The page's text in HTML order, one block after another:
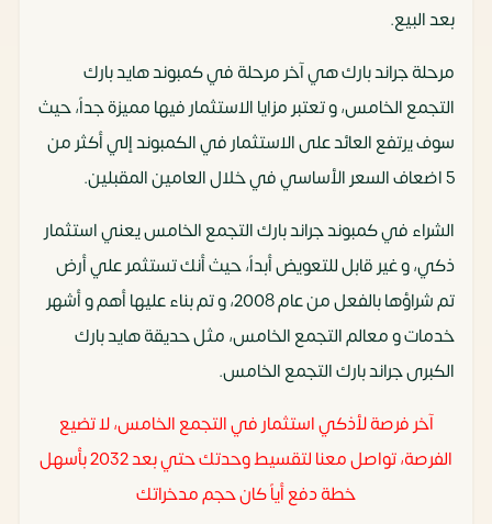
بعد البيع.
مرحلة جراند بارك هي آخر مرحلة في كمبوند هايد بارك
التجمع الخامس، و تعتبر مزايا الاستثمار فيها مميزة جداً، حيث
سوف يرتفع العائد على الاستثمار في الكمبوند إلي أكثر من
5 اضعاف السعر الأساسي في خلال العامين المقبلين.
الشراء في كمبوند جراند بارك التجمع الخامس يعني استثمار
ذكي، و غير قابل للتعويض أبداً، حيث أنك تستثمر علي أرض
تم شراؤها بالفعل من عام 2008، و تم بناء عليها أهم و أشهر
خدمات و معالم التجمع الخامس، مثل حديقة هايد بارك
الكبرى جراند بارك التجمع الخامس.
آخر فرصة لأذكي استثمار في التجمع الخامس، لا تضيع
الفرصة، تواصل معنا لتقسيط وحدتك حتي بعد 2032 بأسهل
خطة دفع أياً كان حجم مدخراتك